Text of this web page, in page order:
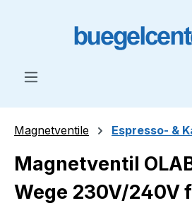
Magnetventile Espresso- &
Magnetventil
Wege 230V/240V